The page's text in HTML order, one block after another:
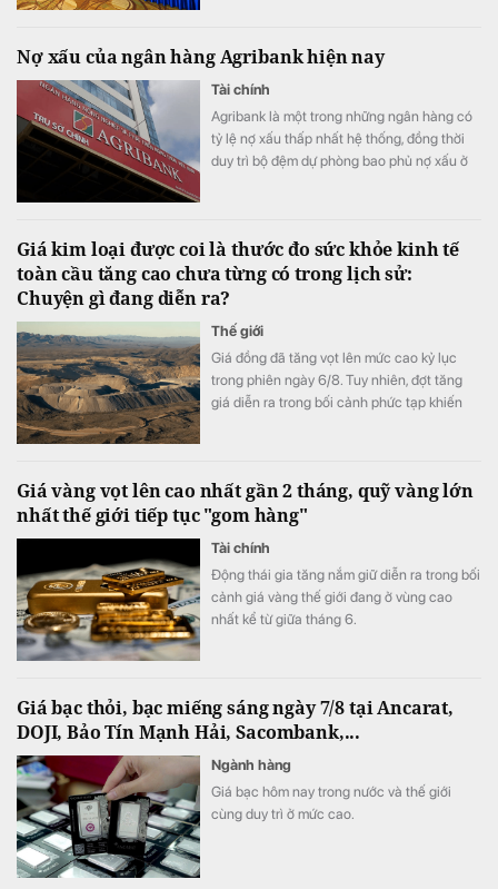
Nợ xấu của ngân hàng Agribank hiện nay
Tài chính
Agribank là một trong những ngân hàng có
tỷ lệ nợ xấu thấp nhất hệ thống, đồng thời
duy trì bộ đệm dự phòng bao phủ nợ xấu ở
Giá kim loại được coi là thước đo sức khỏe kinh tế
toàn cầu tăng cao chưa từng có trong lịch sử:
Chuyện gì đang diễn ra?
Thế giới
Giá đồng đã tăng vọt lên mức cao kỷ lục
trong phiên ngày 6/8. Tuy nhiên, đợt tăng
giá diễn ra trong bối cảnh phức tạp khiến
Giá vàng vọt lên cao nhất gần 2 tháng, quỹ vàng lớn
nhất thế giới tiếp tục "gom hàng"
Tài chính
Động thái gia tăng nắm giữ diễn ra trong bối
cảnh giá vàng thế giới đang ở vùng cao
nhất kể từ giữa tháng 6.
Giá bạc thỏi, bạc miếng sáng ngày 7/8 tại Ancarat,
DOJI, Bảo Tín Mạnh Hải, Sacombank,...
Ngành hàng
Giá bạc hôm nay trong nước và thế giới
cùng duy trì ở mức cao.